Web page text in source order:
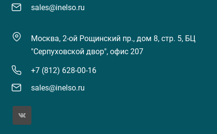
sales@inelso.ru
Москва, 2-ой Рощинский пр., дом 8, стр. 5, БЦ
"Серпуховской двор", офис 207
+7 (812) 628-00-16
sales@inelso.ru